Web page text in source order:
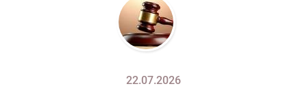
22.07.2026